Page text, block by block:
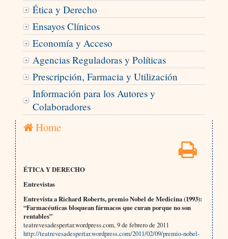
Ética y Derecho
Ensayos Clínicos
Economía y Acceso
Agencias Reguladoras y Políticas
Prescripción, Farmacia y Utilización
Información para los Autores y
Colaboradores
Home
ÉTICA Y DERECHO
Entrevistas
Entrevista a Richard Roberts, premio Nobel de Medicina (1993):
“Farmacéuticas bloquean fármacos que curan porque no son
rentables”
teatrevesadespertar.wordpress.com, 9 de febrero de 2011
http://teatrevesadespertar.wordpress.com/2011/02/09/premio-nobel-